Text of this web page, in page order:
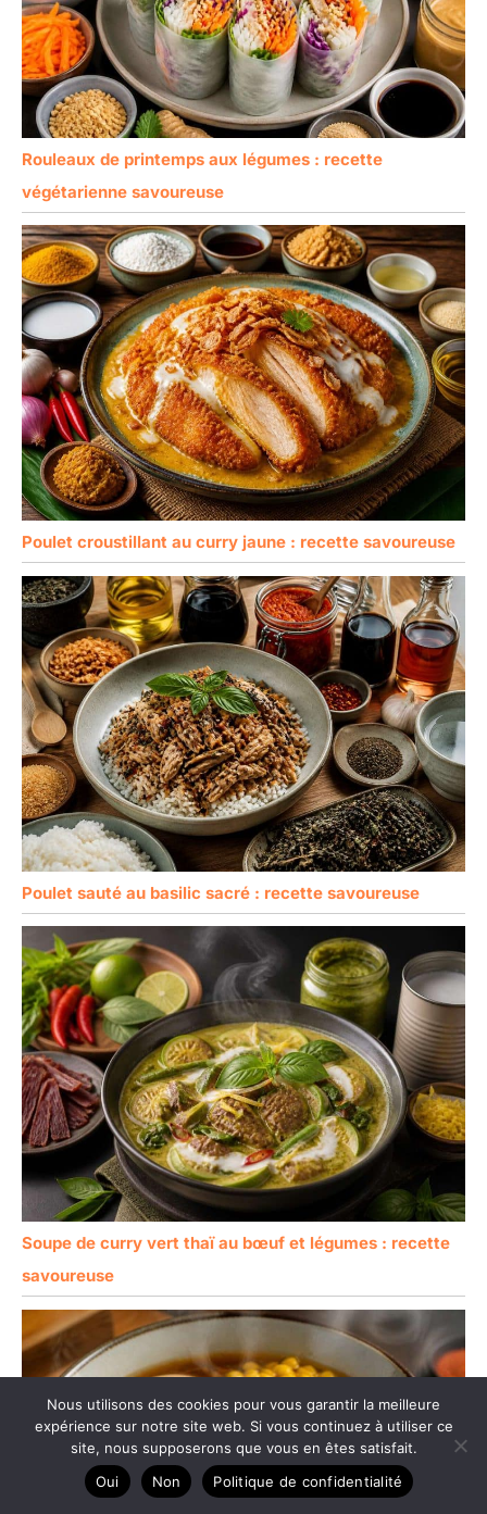
Rouleaux de printemps aux légumes : recette
végétarienne savoureuse
Poulet croustillant au curry jaune : recette savoureuse
Poulet sauté au basilic sacré : recette savoureuse
Soupe de curry vert thaï au bœuf et légumes : recette
savoureuse
Nous utilisons des cookies pour vous garantir la meilleure
expérience sur notre site web. Si vous continuez à utiliser ce
site, nous supposerons que vous en êtes satisfait.
Oui
Non Politique de confidentialité